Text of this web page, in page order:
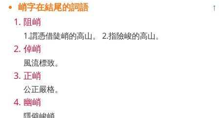
峭字在結尾的詞語
↑
阻峭
1.謂憑借陡峭的高山。 2.指險峻的高山。
倬峭
風流標致。
正峭
公正嚴格。
幽峭